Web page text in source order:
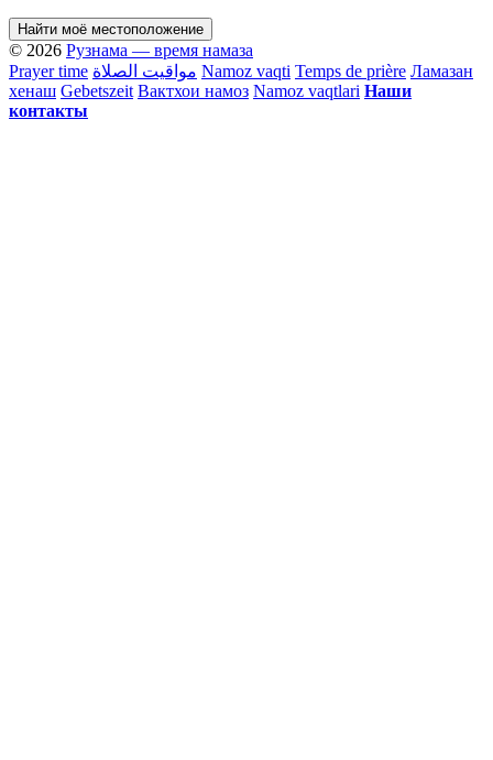
Найти моё местоположение
© 2026 Рузнама — время намаза
Prayer time مواقيت الصلاة Namoz vaqti Temps de prière Ламазан
хенаш Gebetszeit Вактхои намоз Namoz vaqtlari Наши
контакты